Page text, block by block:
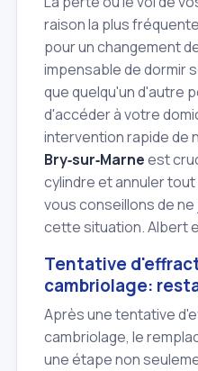
raison la plus
pour un changement
impensable de dormir
que quelqu'un d'autre
d'accéder à votre
intervention rapide de
Bry‑sur‑Marneest
cylindre et annuler
vous conseillons de
cette situation. Albert
Tentative
cambriolage:
Après une tentative
cambriolage, le
une étape non